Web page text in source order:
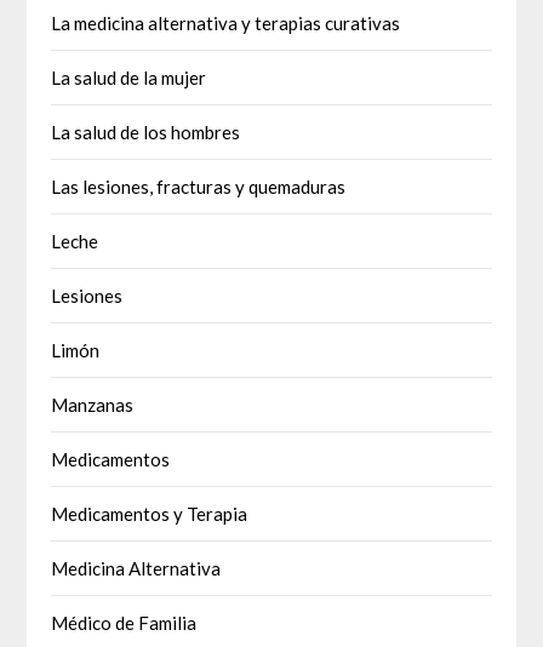
La medicina alternativa y terapias curativas
La salud de la mujer
La salud de los hombres
Las lesiones, fracturas y quemaduras
Leche
Lesiones
Limón
Manzanas
Medicamentos
Medicamentos y Terapia
Medicina Alternativa
Médico de Familia